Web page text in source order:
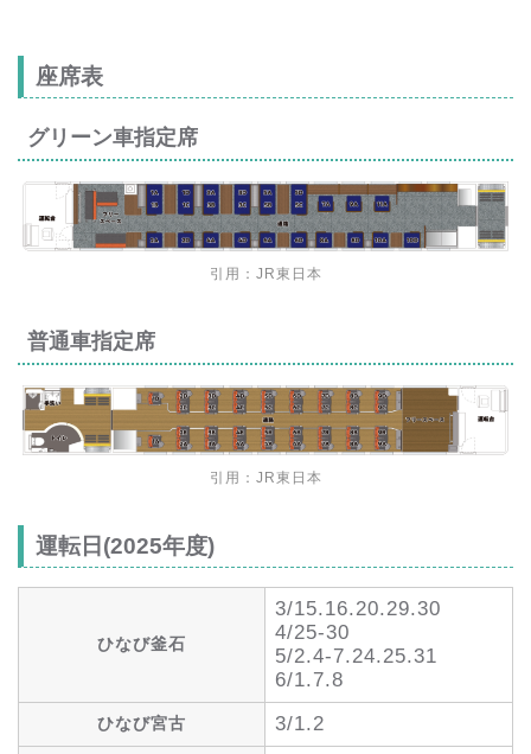
座席表
グリーン車指定席
引用： JR東日本
普通車指定席
引用： JR東日本
運転日(2025年度)
ひなび釜石
3/15.16.20.29.30
4/25-30
5/2.4-7.24.25.31
6/1.7.8
ひなび宮古 3/1.2